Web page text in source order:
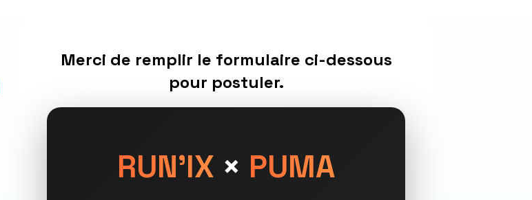
Merci de remplir le formulaire ci-dessous
pour postuler.
RUN'IX × PUMA